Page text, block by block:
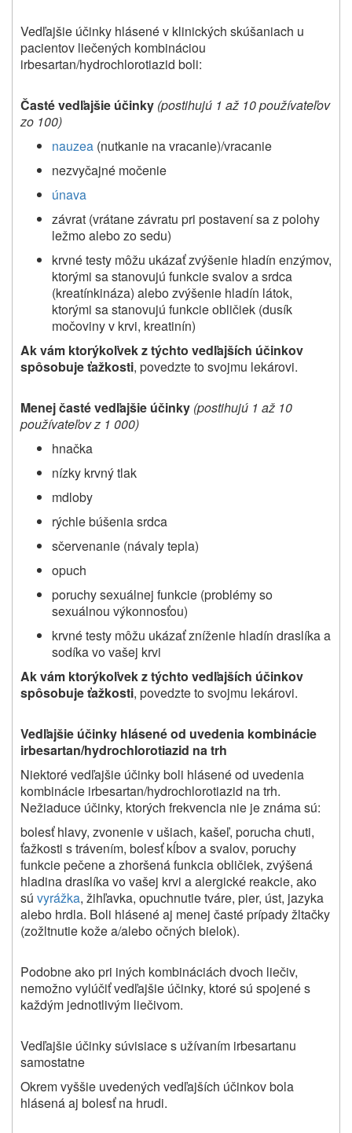
Vedľajšie účinky hlásené v klinických skúšaniach u
pacientov liečených kombináciou
irbesartan/hydrochlorotiazid boli:
Časté vedľajšie účinky (postihujú 1 až 10 používateľov
zo 100)
nauzea (nutkanie na vracanie)/vracanie
nezvyčajné močenie
únava
závrat (vrátane závratu pri postavení sa z polohy
ležmo alebo zo sedu)
krvné testy môžu ukázať zvýšenie hladín enzýmov,
ktorými sa stanovujú funkcie svalov a srdca
(kreatínkináza) alebo zvýšenie hladín látok,
ktorými sa stanovujú funkcie obličiek (dusík
močoviny v krvi, kreatinín)
Ak vám ktorýkoľvek z týchto vedľajších účinkov
spôsobuje ťažkosti, povedzte to svojmu lekárovi.
Menej časté vedľajšie účinky (postihujú 1 až 10
používateľov z 1 000)
hnačka
nízky krvný tlak
mdloby
rýchle búšenia srdca
sčervenanie (návaly tepla)
opuch
poruchy sexuálnej funkcie (problémy so
sexuálnou výkonnosťou)
krvné testy môžu ukázať zníženie hladín draslíka a
sodíka vo vašej krvi
Ak vám ktorýkoľvek z týchto vedľajších účinkov
spôsobuje ťažkosti, povedzte to svojmu lekárovi.
Vedľajšie účinky hlásené od uvedenia kombinácie
irbesartan/hydrochlorotiazid na trh
Niektoré vedľajšie účinky boli hlásené od uvedenia
kombinácie irbesartan/hydrochlorotiazid na trh.
Nežiaduce účinky, ktorých frekvencia nie je známa sú:
bolesť hlavy, zvonenie v ušiach, kašeľ, porucha chuti,
ťažkosti s trávením, bolesť kĺbov a svalov, poruchy
funkcie pečene a zhoršená funkcia obličiek, zvýšená
hladina draslíka vo vašej krvi a alergické reakcie, ako
sú vyrážka, žihľavka, opuchnutie tváre, pier, úst, jazyka
alebo hrdla. Boli hlásené aj menej časté prípady žltačky
(zožltnutie kože a/alebo očných bielok).
Podobne ako pri iných kombináciách dvoch liečiv,
nemožno vylúčiť vedľajšie účinky, ktoré sú spojené s
každým jednotlivým liečivom.
Vedľajšie účinky súvisiace s užívaním irbesartanu
samostatne
Okrem vyššie uvedených vedľajších účinkov bola
hlásená aj bolesť na hrudi.